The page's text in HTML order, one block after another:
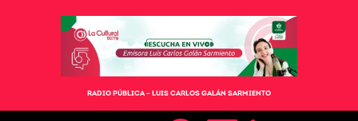
RADIO PÚBLICA – LUIS CARLOS GALÁN SARMIENTO